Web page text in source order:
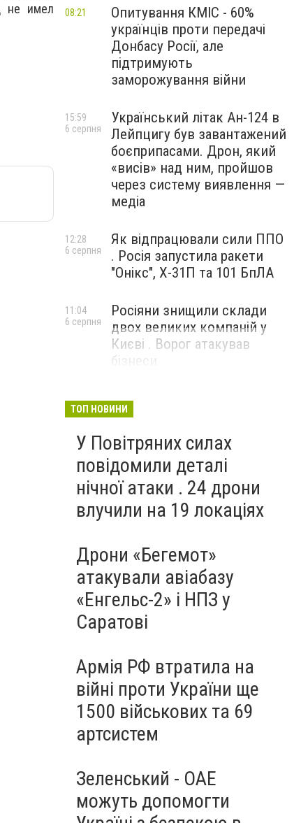
не имел
Опитування КМІС - 60%
українців проти передачі
Донбасу Росії, але
підтримують
заморожування війни
08:21
Український літак Ан-124 в
Лейпцигу був завантажений
боєприпасами. Дрон, який
«висів» над ним, пройшов
через систему виявлення —
медіа
15:59
6 серпня
Як відпрацювали сили ППО
. Росія запустила ракети
"Онікс", Х-31П та 101 БпЛА
12:28
6 серпня
Росіяни знищили склади
двох великих компаній у
Києві . Ворог атакував
бізнеси
11:04
6 серпня
ТОП НОВИНИ
У Повітряних силах
повідомили деталі
нічної атаки . 24 дрони
влучили на 19 локаціях
Дрони «Бегемот»
атакували авіабазу
«Енгельс-2» і НПЗ у
Саратові
Армія РФ втратила на
війні проти України ще
1500 військових та 69
артсистем
Зеленський - ОАЕ
можуть допомогти